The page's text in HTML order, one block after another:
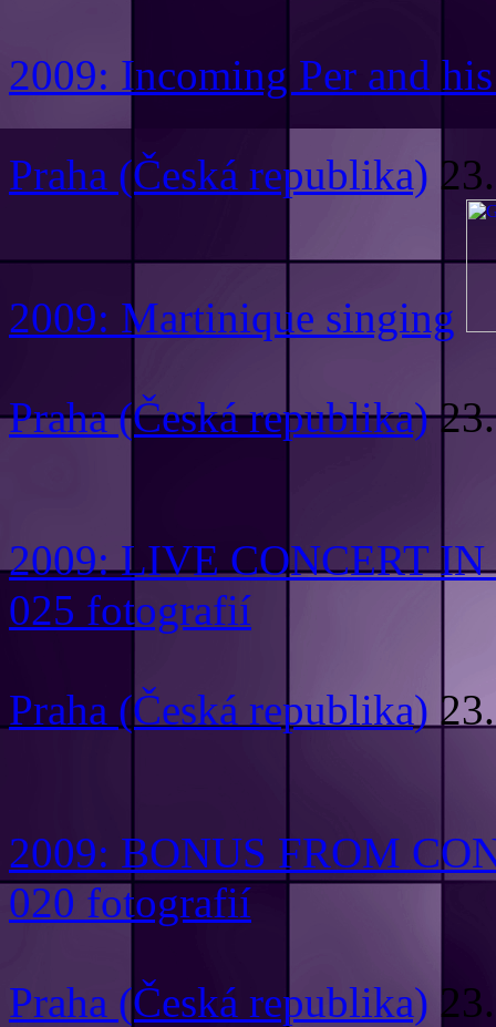
2009: Incoming Per and
Praha (Česká republika)
2009: Martinique singing
Praha (Česká republika)
2009: LIVE CONCERT
025 fotografií
Praha (Česká republika)
2009: BONUS FROM
020 fotografií
Praha (Česká republika)